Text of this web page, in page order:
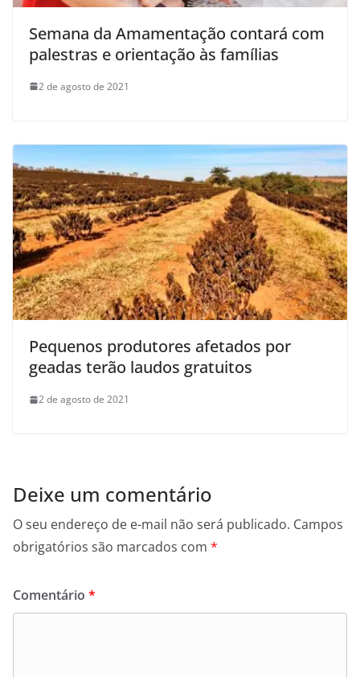
Semana da Amamentação contará com
palestras e orientação às famílias
2 de agosto de 2021
Pequenos produtores afetados por
geadas terão laudos gratuitos
2 de agosto de 2021
Deixe um comentário
O seu endereço de e-mail não será publicado. Campos
obrigatórios são marcados com *
Comentário *